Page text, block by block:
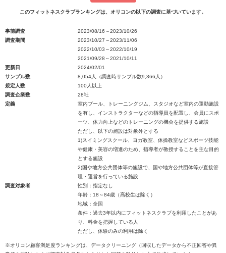
このフィットネスクラブランキングは、オリコンの以下の調査に基づいています。
事前調査
2023/08/16～2023/10/26
調査期間
2023/10/27～2023/11/06
2022/10/03～2022/10/19
2021/09/28～2021/10/11
更新日
2024/02/01
サンプル数
8,054人（調査時サンプル数9,366人）
規定人数
100人以上
調査企業数
28社
定義
室内プール、トレーニングジム、スタジオなど室内の運動施設
を有し、インストラクターなどの指導員を配置し、会員にスポ
ーツ、体力向上などのトレーニングの機会を提供する施設
ただし、以下の施設は対象外とする
1)スイミングスクール、ヨガ教室、体操教室などスポーツ技能
や健康・美容の増進のため、指導者が教授することを主な目的
とする施設
2)国や地方公共団体等の施設で、国や地方公共団体等が直接管
理・運営を行っている施設
調査対象者
性別：指定なし
年齢：18～84歳（高校生は除く）
地域：全国
条件：過去3年以内にフィットネスクラブを利用したことがあ
り、料金を把握している人
ただし、体験のみの利用は除く
※オリコン顧客満足度ランキングは、データクリーニング（回収したデータから不正回答や異